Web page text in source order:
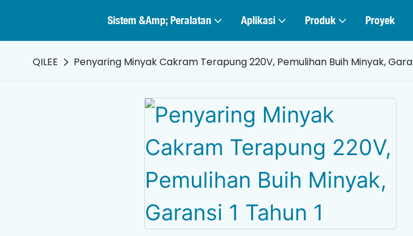
Sistem &amp; Peralatan Aplikasi Produk Proyek
QILEE Penyaring Minyak Cakram Terapung 220V, Pemulihan Buih Minyak,